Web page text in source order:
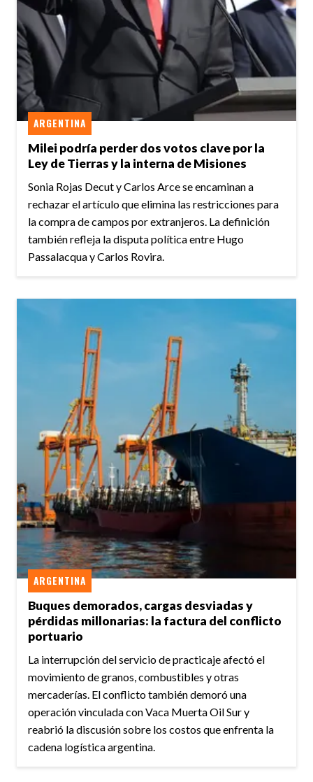
Milei podría perder dos votos clave por la
Ley de Tierras y la interna de Misiones
ARGENTINA
Sonia Rojas Decut y Carlos Arce se encaminan a
rechazar el artículo que elimina las restricciones para
la compra de campos por extranjeros. La definición
también refleja la disputa política entre Hugo
Passalacqua y Carlos Rovira.
Buques demorados, cargas desviadas y
pérdidas millonarias: la factura del conflicto
portuario
ARGENTINA
La interrupción del servicio de practicaje afectó el
movimiento de granos, combustibles y otras
mercaderías. El conflicto también demoró una
operación vinculada con Vaca Muerta Oil Sur y
reabrió la discusión sobre los costos que enfrenta la
cadena logística argentina.